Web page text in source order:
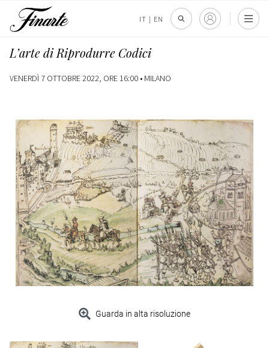
IT | EN
L’arte di Riprodurre Codici
VENERDÌ 7 OTTOBRE 2022, ORE 16:00 • MILANO
Guarda in alta risoluzione